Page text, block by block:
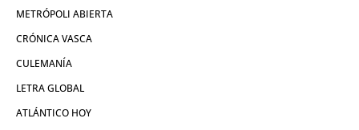
METRÓPOLI ABIERTA
CRÓNICA VASCA
CULEMANÍA
LETRA GLOBAL
ATLÁNTICO HOY